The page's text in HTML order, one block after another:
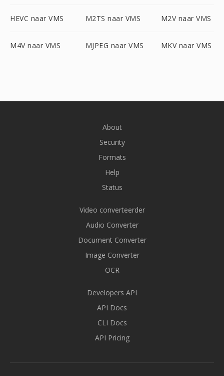
HEVC naar VMS M2TS naar VMS M2V naar VMS
M4V naar VMS MJPEG naar VMS MKV naar VMS
About
Security
Formats
Help
Status
Video converteerder
Audio Converter
Document Converter
Image Converter
OCR
Developers API
API Docs
CLI Docs
API Pricing